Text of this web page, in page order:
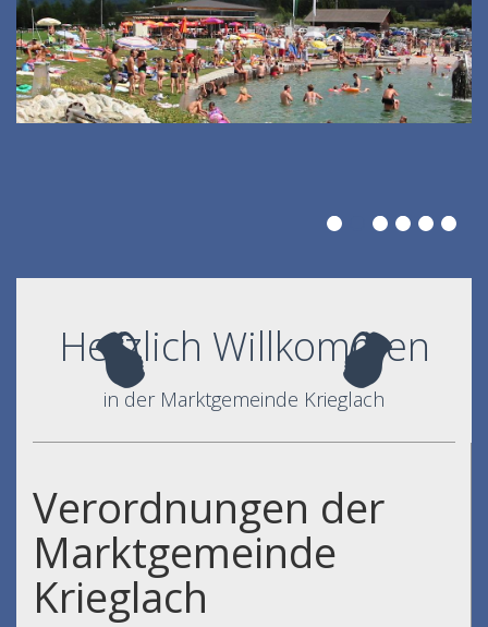
Herzlich Willkommen
in der Marktgemeinde Krieglach
Verordnungen der
Marktgemeinde
Krieglach